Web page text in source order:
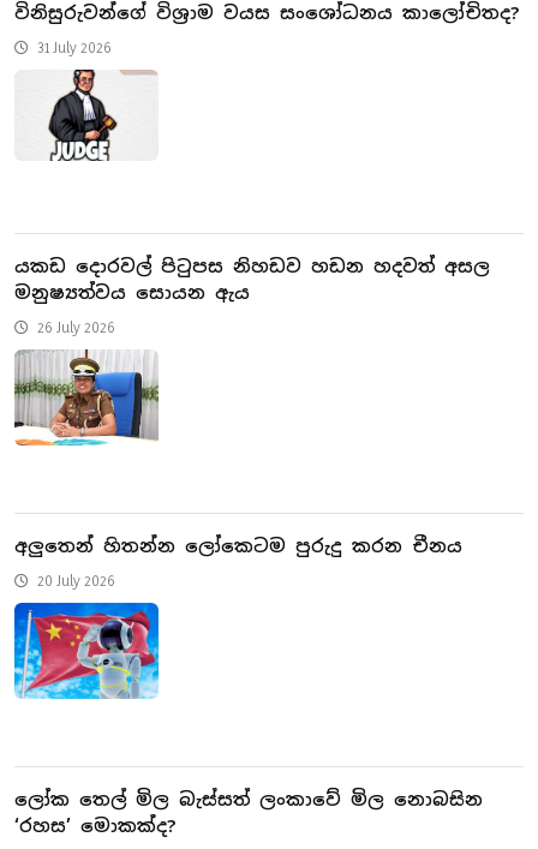
​විනිසුරුවන්ගේ විශ්‍රාම වයස සංශෝධනය කාලෝචිතද?
31 July 2026
යකඩ දොරවල් පිටුපස නිහඩව හඩන හදවත් අසල
මනුෂ්‍යත්වය සොයන ඇය
26 July 2026
අලුතෙන් හිතන්න ලෝකෙටම පුරුදු කරන චීනය
20 July 2026
ලෝක තෙල් මිල බැස්සත් ලංකාවේ මිල නොබසින
‘රහස’ මොකක්ද?